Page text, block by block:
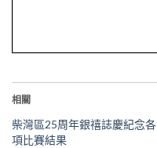
相關
柴灣區25周年銀禧誌慶紀念各
項比賽結果